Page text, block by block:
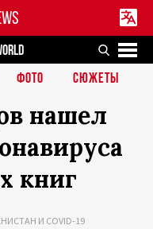
ФОТО СЮЖЕТЫ
нашел
книг
И COVID-19